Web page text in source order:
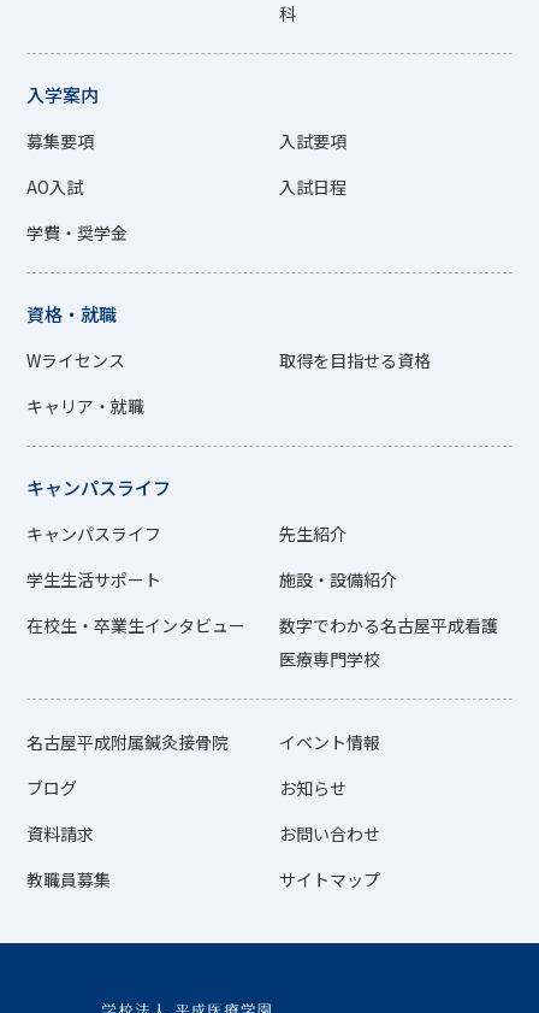
科
入学案内
募集要項
入試要項
AO入試
入試日程
学費・奨学金
資格・就職
Wライセンス
取得を目指せる資格
キャリア・就職
キャンパスライフ
キャンパスライフ
先生紹介
学生生活サポート
施設・設備紹介
在校生・卒業生インタビュー
数字でわかる名古屋平成看護
医療専門学校
名古屋平成附属鍼灸接骨院
イベント情報
ブログ
お知らせ
資料請求
お問い合わせ
教職員募集
サイトマップ